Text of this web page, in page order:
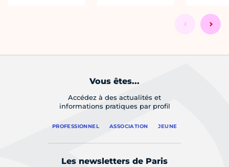
Vous êtes...
Accédez à des actualités et
informations pratiques par profil
PROFESSIONNEL ASSOCIATION JEUNE
Les newsletters de Paris